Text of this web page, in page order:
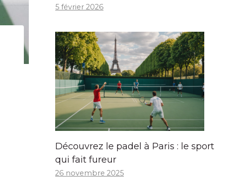
5 février 2026
Découvrez le padel à Paris : le sport
qui fait fureur
26 novembre 2025